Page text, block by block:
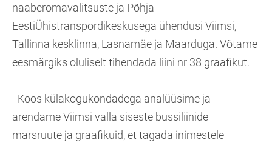
naaberomavalitsuste ja Põhja-
EestiÜhistranspordikeskusega ühendusi Viimsi,
Tallinna kesklinna, Lasnamäe ja Maarduga. Võtame
eesmärgiks oluliselt tihendada liini nr 38 graafikut.
- Koos külakogukondadega analüüsime ja
arendame Viimsi valla siseste bussiliinide
marsruute ja graafikuid, et tagada inimestele